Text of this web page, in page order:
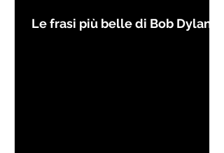
Le frasi più belle di Bob Dylan